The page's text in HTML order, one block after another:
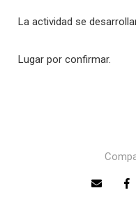
La actividad se
Lugar por confirmar.